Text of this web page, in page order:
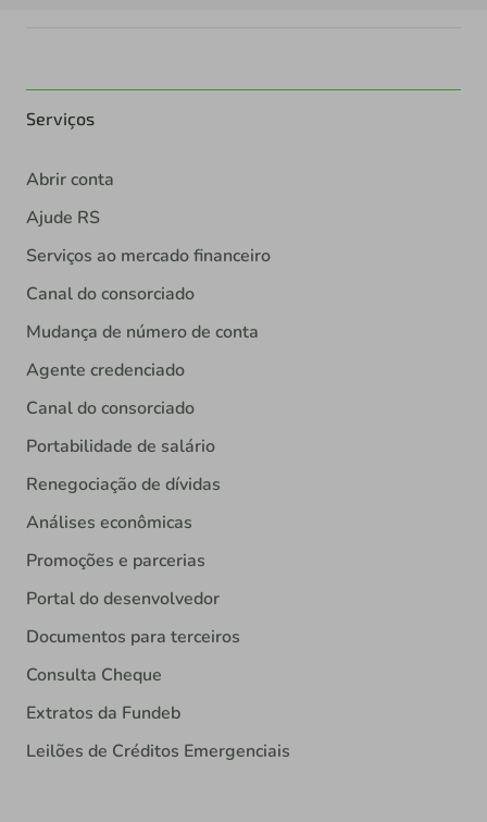
Serviços
Abrir conta
Ajude RS
Serviços ao mercado financeiro
Canal do consorciado
Mudança de número de conta
Agente credenciado
Canal do consorciado
Portabilidade de salário
Renegociação de dívidas
Análises econômicas
Promoções e parcerias
Portal do desenvolvedor
Documentos para terceiros
Consulta Cheque
Extratos da Fundeb
Leilões de Créditos Emergenciais